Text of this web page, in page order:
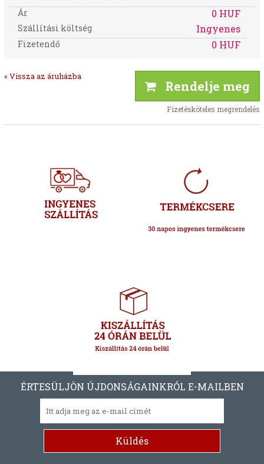
Ár 0 HUF
Szállítási költség Ingyenes
Fizetendő 0 HUF
« Vissza az áruházba
Rendelje meg
Fizetésköteles megrendelés
ÉRTESÜLJÖN ÚJDONSÁGAINKRÓL E-MAILBEN